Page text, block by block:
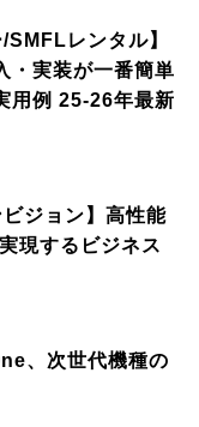
SMFLレンタル】
・実装が一番簡単
用例 25-26年最新
ジョン】高性能
現するビジネス
、次世代機種の